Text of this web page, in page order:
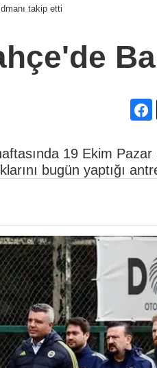
takip etti
19 Ekim
bugün yaptığı